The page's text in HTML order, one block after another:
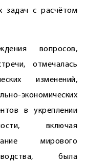
задач с расчётом
вопросов,
отмечалась
изменений,
экономических
в укреплении
включая
мирового
была